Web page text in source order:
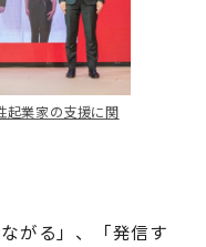
起業家の支援に関
がる」、「発信す